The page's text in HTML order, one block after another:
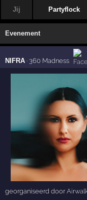
Jij Partyflock
Evenement
NIFRA · 360 Madness
georganiseerd door